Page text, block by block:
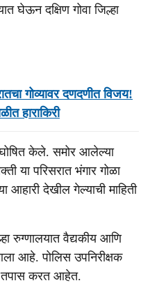
घेऊन दक्षिण गोवा जिल्हा
गोव्यावर दणदणीत विजय!
हाराकिरी
घोषित केले. समोर आलेल्या
या परिसरात भंगार गोळा
आहारी देखील गेल्याची माहिती
रुग्णालयात वैद्यकीय आणि
आहे. पोलिस उपनिरीक्षक
तपास करत आहेत.